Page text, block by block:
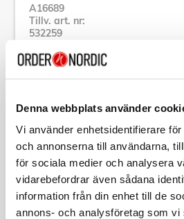
Denna webbplats använder
Vi använder enhetsidentifierare
och annonserna till användarna,
för sociala medier och analysera
vidarebefordrar även sådana
information från din enhet till de
annons- och analysföretag som vi
A16689
Tillv. art. nr:
532259
Se alla produkter inom Head &
Specifikation
Beskrivning
Tillv. art. nr:532259
EAN-kod: